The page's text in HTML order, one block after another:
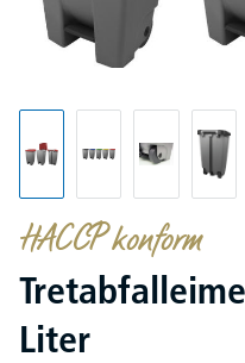
HACCP konform
Liter